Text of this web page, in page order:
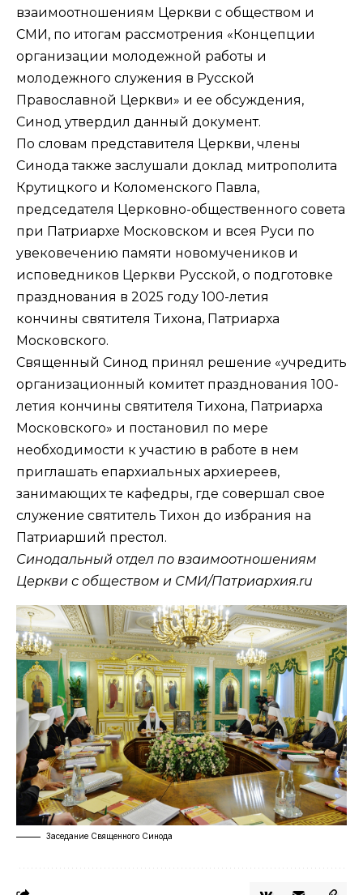
взаимоотношениям Церкви с обществом и
СМИ, по итогам рассмотрения «Концепции
организации молодежной работы и
молодежного служения в Русской
Православной Церкви» и ее обсуждения,
Синод утвердил данный документ.
По словам представителя Церкви, члены
Синода также заслушали доклад митрополита
Крутицкого и Коломенского Павла,
председателя Церковно-общественного совета
при Патриархе Московском и всея Руси по
увековечению памяти новомучеников и
исповедников Церкви Русской, о подготовке
празднования в 2025 году 100-летия
кончины святителя Тихона, Патриарха
Московского.
Священный Синод принял решение «учредить
организационный комитет празднования 100-
летия кончины святителя Тихона, Патриарха
Московского» и постановил по мере
необходимости к участию в работе в нем
приглашать епархиальных архиереев,
занимающих те кафедры, где совершал свое
служение святитель Тихон до избрания на
Патриарший престол.
Синодальный отдел по взаимоотношениям
Церкви с обществом и СМИ/Патриархия.ru
Заседание Священного Синода